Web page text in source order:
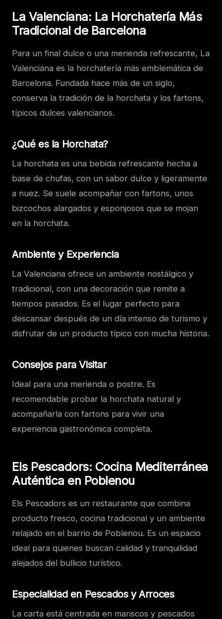
La Valenciana: La Horchatería Más
Tradicional de Barcelona
Para un final dulce o una merienda refrescante, La
Valenciana es la horchatería más emblemática de
Barcelona. Fundada hace más de un siglo,
conserva la tradición de la horchata y los fartons,
típicos dulces valencianos.
¿Qué es la Horchata?
La horchata es una bebida refrescante hecha a
base de chufas, con un sabor dulce y ligeramente
a nuez. Se suele acompañar con fartons, unos
bizcochos alargados y esponjosos que se mojan
en la horchata.
Ambiente y Experiencia
La Valenciana ofrece un ambiente nostálgico y
tradicional, con una decoración que remite a
tiempos pasados. Es el lugar perfecto para
descansar después de un día intenso de turismo y
disfrutar de un producto típico con mucha historia.
Consejos para Visitar
Ideal para una merienda o postre. Es
recomendable probar la horchata natural y
acompañarla con fartons para vivir una
experiencia gastronómica completa.
Els Pescadors: Cocina Mediterránea
Auténtica en Poblenou
Els Pescadors es un restaurante que combina
producto fresco, cocina tradicional y un ambiente
relajado en el barrio de Poblenou. Es un espacio
ideal para quienes buscan calidad y tranquilidad
alejados del bullicio turístico.
Especialidad en Pescados y Arroces
La carta está centrada en mariscos y pescados